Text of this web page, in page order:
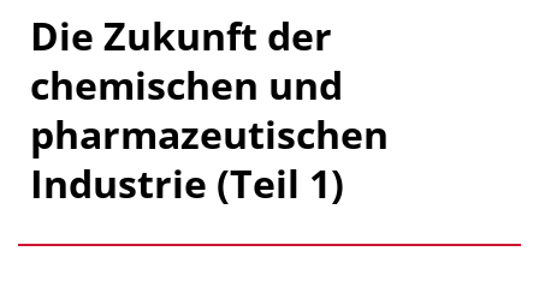
Die Zukunft der
chemischen und
pharmazeutischen
Industrie (Teil 1)